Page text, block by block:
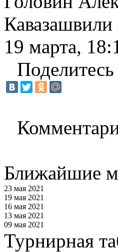
19 марта,
Ближайшие
23 мая 2021
19 мая 2021
16 мая 2021
13 мая 2021
09 мая 2021
Турнирная